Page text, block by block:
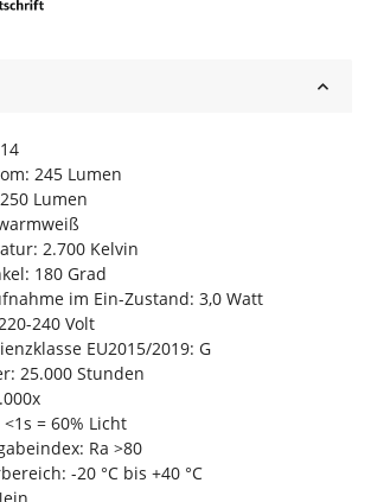
245 Lumen
Lumen
2.700 Kelvin
180 Grad
im Ein-Zustand: 3,0 Watt
240 Volt
EU2015/2019: G
25.000 Stunden
= 60% Licht
Ra >80
-20 °C bis +40 °C